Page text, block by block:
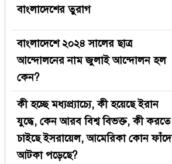
বাংলাদেশের তুরাগ
বাংলাদেশে ২০২৪ সালের ছাত্র
আন্দোলনের নাম জুলাই আন্দোলন হল
কেন?
কী হচ্ছে মধ্যপ্র্যাচ্যে, কী হয়েছে ইরান
যুদ্ধে, কেন আরব বিশ্ব বিভক্ত, কী করতে
চাইছে ইসরায়েল, আমেরিকা কোন ফাঁদে
আটকা পড়েছে?